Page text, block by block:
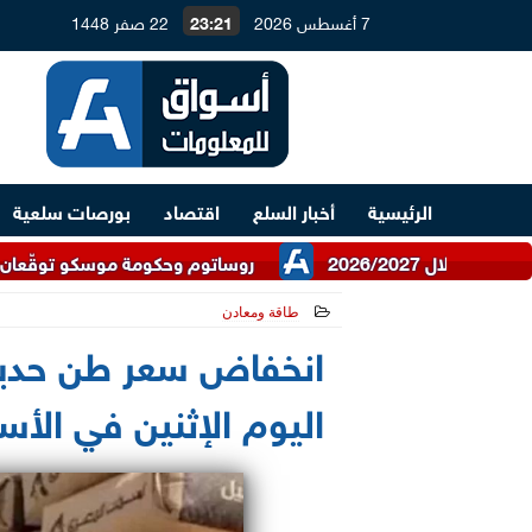
7 أغسطس 2026 23:21 22 صفر 1448
الرئيسية أخبار السلع اقتصاد
بورصات سلعية
روساتوم وحكومة موسكو توقّعان اتفاقية
طاقة ومعادن
انخفاض سعر طن
اليوم الإثنين في